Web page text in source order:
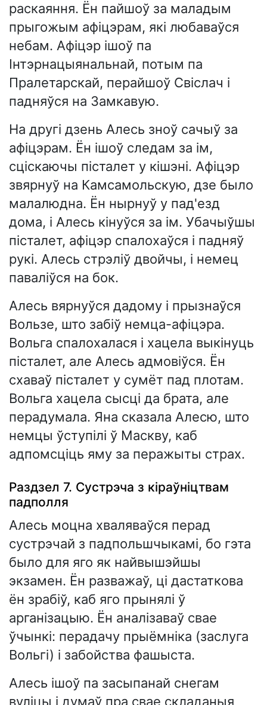
раскаяння. Ён пайшоў за маладым
прыгожым афіцэрам, які любаваўся
небам. Афіцэр ішоў па
Інтэрнацыянальнай, потым па
Пралетарскай, перайшоў Свіслач і
падняўся на Замкавую.
На другі дзень Алесь зноў сачыў за
афіцэрам. Ён ішоў следам за ім,
сціскаючы пісталет у кішэні. Афіцэр
звярнуў на Камсамольскую, дзе было
малалюдна. Ён нырнуў у пад'езд
дома, і Алесь кінуўся за ім. Убачыўшы
пісталет, афіцэр спалохаўся і падняў
рукі. Алесь стрэліў двойчы, і немец
паваліўся на бок.
Алесь вярнуўся дадому і прызнаўся
Вользе, што забіў немца-афіцэра.
Вольга спалохалася і хацела выкінуць
пісталет, але Алесь адмовіўся. Ён
схаваў пісталет у сумёт пад плотам.
Вольга хацела сысці да брата, але
перадумала. Яна сказала Алесю, што
немцы ўступілі ў Маскву, каб
адпомсціць яму за перажыты страх.
Раздзел 7. Сустрэча з кіраўніцтвам
падполля
Алесь моцна хваляваўся перад
сустрэчай з падпольшчыкамі, бо гэта
было для яго як найвышэйшы
экзамен. Ён разважаў, ці дастаткова
ён зрабіў, каб яго прынялі ў
арганізацыю. Ён аналізаваў свае
ўчынкі: перадачу прыёмніка (заслуга
Вольгі) і забойства фашыста.
Алесь ішоў па засыпанай снегам
вуліцы і думаў пра свае складаныя